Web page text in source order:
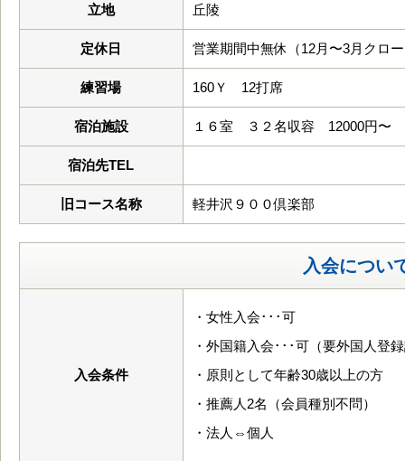
立地 丘陵
定休日 営業期間中無休（12月〜3月クロ
練習場 160Ｙ 12打席
宿泊施設 １６室 ３２名収容 12000円〜
宿泊先TEL
旧コース名称 軽井沢９００倶楽部
入会につい
入会条件
・女性入会･･･可
・外国籍入会･･･可（要外国人登
・原則として年齢30歳以上の方
・推薦人2名（会員種別不問）
・法人⇔個人